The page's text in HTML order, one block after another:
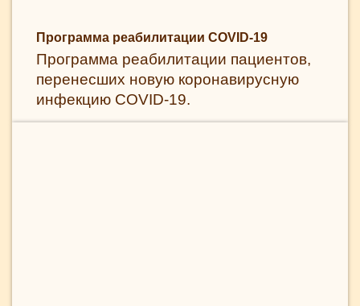
Программа реабилитации COVID-19
Программа реабилитации пациентов,
перенесших новую коронавирусную
инфекцию COVID-19.